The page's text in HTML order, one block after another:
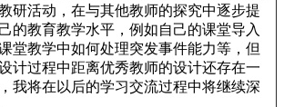
研活动，在与其他教师的探究中逐步提
的教育教学水平，例如自己的课堂导入
堂教学中如何处理突发事件能力等，但
计过程中距离优秀教师的设计还存在一
我将在以后的学习交流过程中将继续深